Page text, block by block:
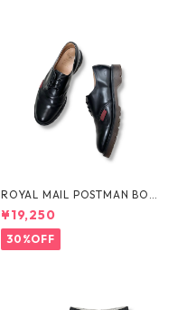
ROYAL MAIL POSTMAN BOO
TS by Dr.MARTENS
¥19,250
30%OFF